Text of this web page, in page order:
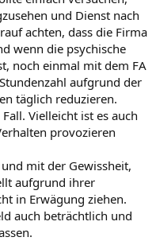
und Dienst nach
achten, dass die Firma
wenn die psychische
noch einmal mit dem FA
aufgrund der
täglich reduzieren.
Vielleicht ist es auch
provozieren
mit der Gewissheit,
aufgrund ihrer
in Erwägung ziehen.
auch beträchtlich und